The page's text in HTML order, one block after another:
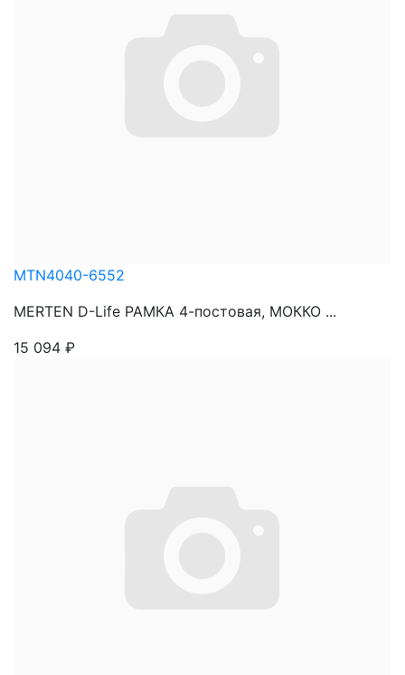
MTN4040-6552
MERTEN D-Life РАМКА 4-постовая, МОККО ...
15 094 ₽